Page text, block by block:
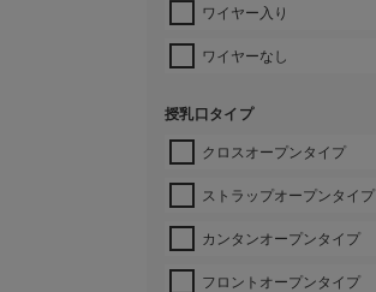
ワイヤー入り
ワイヤーなし
授乳口タイプ
クロスオープンタイプ
ストラップオープンタイプ
カンタンオープンタイプ
フロントオープンタイプ